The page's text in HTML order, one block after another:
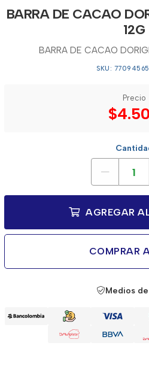
BARRA DE CACAO
12G
BARRA DE CACAO
SKU:
Precio
AGREGAR
COMPRAR
Medios